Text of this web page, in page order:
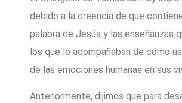
debido a la creencia de que
palabra de Jesús y las enseñanzas
los que lo acompañaban de cómo
de las emociones humanas en sus
Anteriormente, dijimos que para